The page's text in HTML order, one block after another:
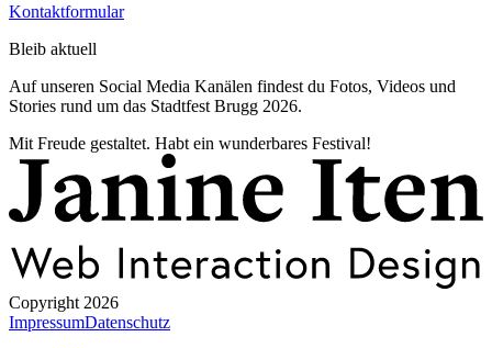
Kontaktformular
Bleib aktuell
Auf unseren Social Media Kanälen findest du Fotos, Videos und
Stories rund um das Stadtfest Brugg 2026.
Mit Freude gestaltet. Habt ein wunderbares Festival!
Copyright 2026
ImpressumDatenschutz